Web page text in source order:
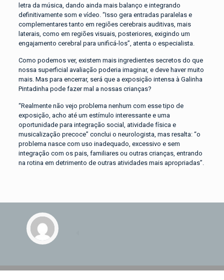
letra da música, dando ainda mais balanço e integrando
definitivamente som e vídeo. “Isso gera entradas paralelas e
complementares tanto em regiões cerebrais auditivas, mais
laterais, como em regiões visuais, posteriores, exigindo um
engajamento cerebral para unificá-los”, atenta o especialista.
Como podemos ver, existem mais ingredientes secretos do que
nossa superficial avaliação poderia imaginar, e deve haver muito
mais. Mas para encerrar, será que a exposição intensa à Galinha
Pintadinha pode fazer mal a nossas crianças?
“Realmente não vejo problema nenhum com esse tipo de
exposição, acho até um estímulo interessante e uma
oportunidade para integração social, atividade física e
musicalização precoce” conclui o neurologista, mas resalta: “o
problema nasce com uso inadequado, excessivo e sem
integração com os pais, familiares ou outras crianças, entrando
na rotina em detrimento de outras atividades mais apropriadas”.